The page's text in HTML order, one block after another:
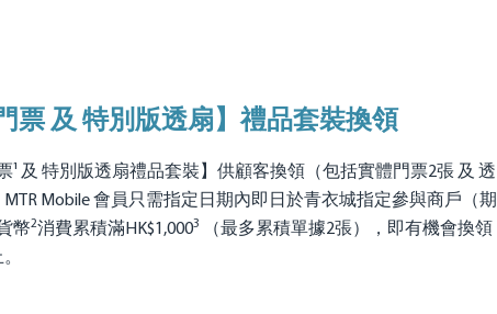
票 及 特別版透扇】禮品套裝換領
及 特別版透扇禮品套裝】供顧客換領（包括實體門票2張 及 透
Mobile 會員只需指定日期內即日於青衣城指定參與商戶（期
幣2消費累積滿HK$1,0003
（最多累積單據2張），即有機會換領